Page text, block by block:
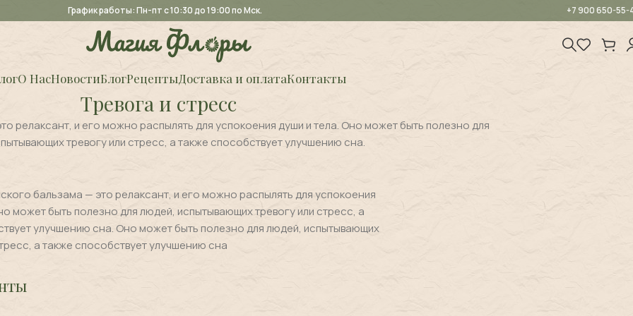
График работы: Пн-пт с 10:30 до 19:00 по Мск. +7 900 650-55-
О НасНовостиБлогРецептыДоставка и оплатаКонтакты
Тревога и стресс
релаксант, и его можно распылять для успокоения души и тела. Оно может быть полезно для
тревогу или стресс, а также способствует улучшению сна.
бальзама — это релаксант, и его можно распылять для успокоения
может быть полезно для людей, испытывающих тревогу или стресс, а
улучшению сна. Оно может быть полезно для людей, испытывающих
а также способствует улучшению сна